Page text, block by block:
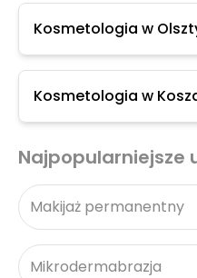
Kosmetologia w
Kosmetologia w
Najpopularniejsze
Makijaż permanentny
Mikrodermabrazja